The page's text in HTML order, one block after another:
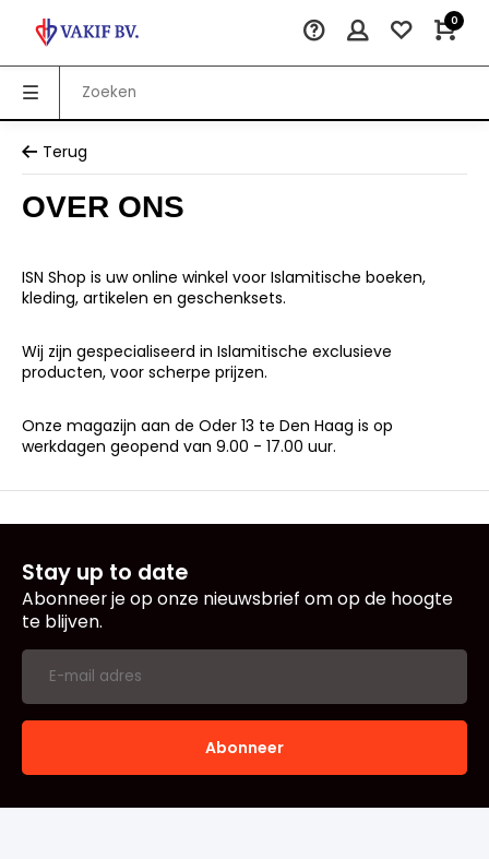
0
Terug
OVER ONS
ISN Shop is uw online winkel voor Islamitische boeken,
kleding, artikelen en geschenksets.
Wij zijn gespecialiseerd in Islamitische exclusieve
producten, voor scherpe prijzen.
Onze magazijn aan de Oder 13 te Den Haag is op
werkdagen geopend van 9.00 - 17.00 uur.
Stay up to date
Abonneer je op onze nieuwsbrief om op de hoogte
te blijven.
Abonneer